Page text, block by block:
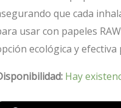
que cada
usar con papeles
ecológica y
Hay